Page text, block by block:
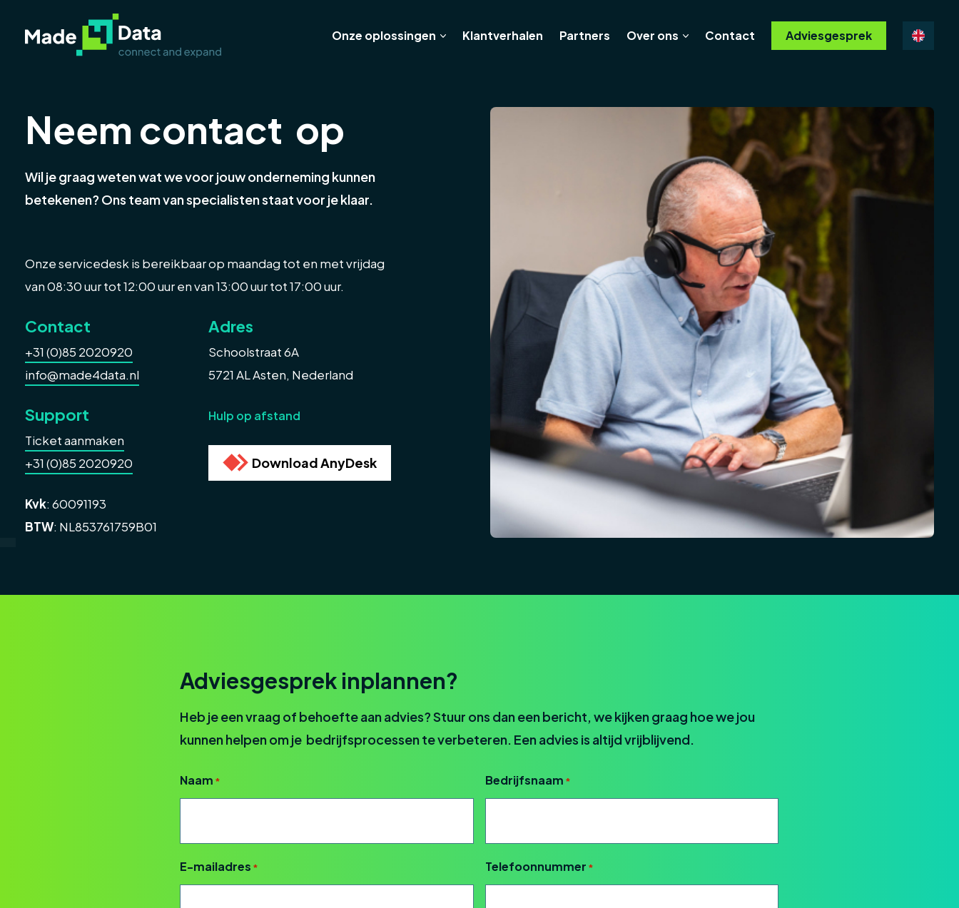
Onze oplossingen Klantverhalen Partners Over ons Contact Adviesgesprek
Neem contact op
Wil je graag weten wat we voor jouw onderneming kunnen
betekenen? Ons team van specialisten staat voor je klaar.
Onze servicedesk is bereikbaar op maandag tot en met vrijdag
van 08:30 uur tot 12:00 uur en van 13:00 uur tot 17:00 uur.
Contact
+31 (0)85 2020920
info@made4data.nl
Support
Ticket aanmaken
+31 (0)85 2020920
Kvk: 60091193
BTW: NL853761759B01
Adres
Schoolstraat 6A
5721 AL Asten, Nederland
Hulp op afstand
Download AnyDesk
Adviesgesprek inplannen?
Heb je een vraag of behoefte aan advies? Stuur ons dan een bericht, we kijken graag hoe we jou
kunnen helpen om je bedrijfsprocessen te verbeteren. Een advies is altijd vrijblijvend.
Naam * Bedrijfsnaam *
E-mailadres * Telefoonnummer *